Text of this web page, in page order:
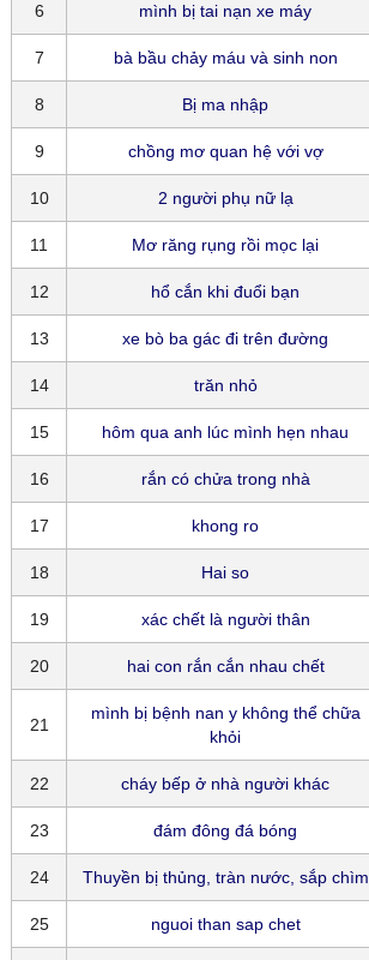
6 mình bị tai nạn xe máy
7 bà bầu chảy máu và sinh non
8 Bị ma nhập
9 chồng mơ quan hệ với vợ
10 2 người phụ nữ lạ
11 Mơ răng rụng rồi mọc lại
12 hổ cắn khi đuổi bạn
13 xe bò ba gác đi trên đường
14 trăn nhỏ
15 hôm qua anh lúc mình hẹn nhau
16 rắn có chửa trong nhà
17 khong ro
18 Hai so
19 xác chết là người thân
20 hai con rắn cắn nhau chết
21
mình bị bệnh nan y không thể chữa
khỏi
22 cháy bếp ở nhà người khác
23 đám đông đá bóng
24 Thuyền bị thủng, tràn nước, sắp chìm
25 nguoi than sap chet